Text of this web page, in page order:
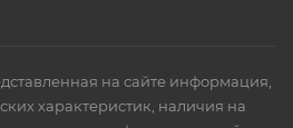
на сайте информация,
характеристик, наличия на